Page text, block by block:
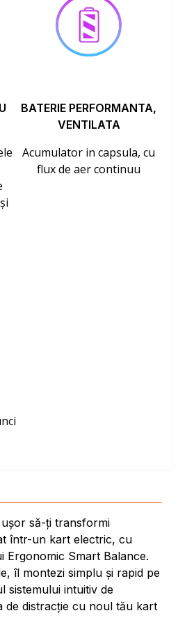
BATERIE PERFORMANTA,
VENTILATA
Acumulator in capsula, cu
flux de aer continuu
să-ți transformi
într-un kart electric, cu
Smart Balance.
îl montezi simplu și rapid pe
sistemului intuitiv de
de distracție cu noul tău kart